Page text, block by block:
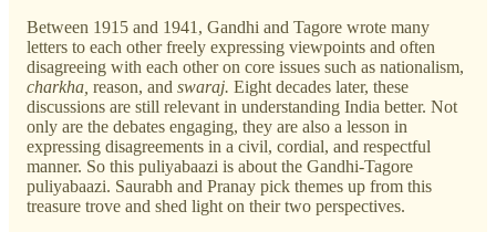
Between 1915 and 1941, Gandhi and Tagore wrote many
letters to each other freely expressing viewpoints and often
disagreeing with each other on core issues such as nationalism,
charkha, reason, and swaraj. Eight decades later, these
discussions are still relevant in understanding India better. Not
only are the debates engaging, they are also a lesson in
expressing disagreements in a civil, cordial, and respectful
manner. So this puliyabaazi is about the Gandhi-Tagore
puliyabaazi. Saurabh and Pranay pick themes up from this
treasure trove and shed light on their two perspectives.